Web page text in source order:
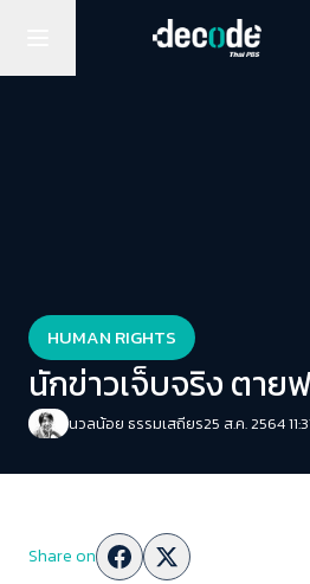
HUMAN RIGHTS
นักข่าวเจ็บจริง ตาย
นวลน้อย ธรรมเสถียร25 ส.ค. 2564
Share on